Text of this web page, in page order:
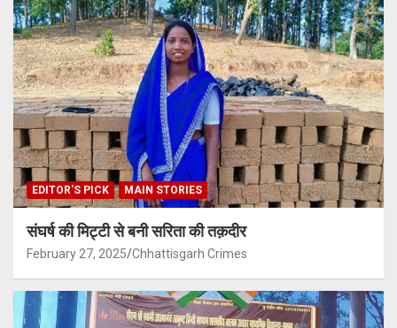
EDITOR'S PICK MAIN STORIES
संघर्ष की मिट्टी से बनी सरिता की तक़दीर
February 27, 2025 Chhattisgarh Crimes